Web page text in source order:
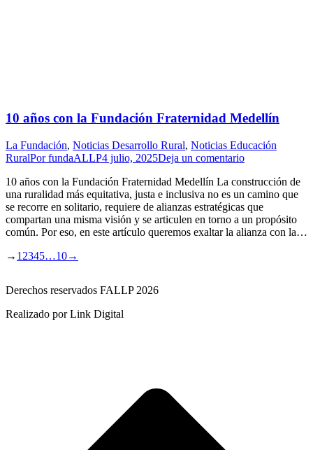
10 años con la Fundación Fraternidad Medellín
La Fundación, Noticias Desarrollo Rural, Noticias Educación
RuralPorfundaALLP4 julio, 2025Deja un comentario
10 años con la Fundación Fraternidad Medellín La construcción de
una ruralidad más equitativa, justa e inclusiva no es un camino que
se recorre en solitario, requiere de alianzas estratégicas que
compartan una misma visión y se articulen en torno a un propósito
común. Por eso, en este artículo queremos exaltar la alianza con la…
→ 1 2345…10→
Derechos reservados FALLP 2026
Realizado por Link Digital